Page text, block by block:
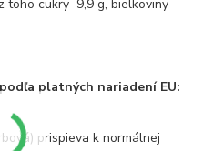
toho cukry 9,9 g, bielkoviny
platných nariadení EU:
prispieva k normálnej